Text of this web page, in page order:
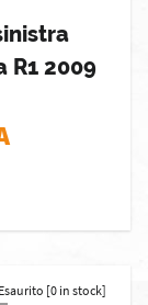
R1 2009
Esaurito [0 in stock]